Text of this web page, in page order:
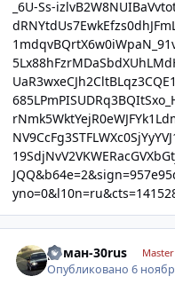
_6U-Ss-
роман-30rus Master
Опубликовано6